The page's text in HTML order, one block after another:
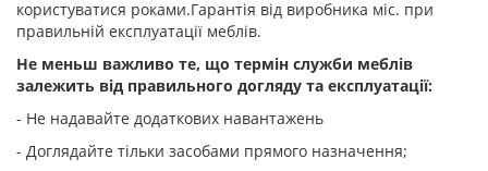
користуватися роками.Гарантія від виробника міс. при
правильній експлуатації меблів.
Не меньш важливо те, що термін служби меблів
залежить від правильного догляду та експлуатації:
- Не надавайте додаткових навантажень
- Доглядайте тільки засобами прямого назначення;